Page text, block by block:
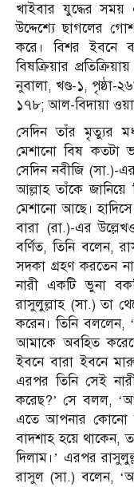
খাইবার যুদ্ধের
উদ্দেশ্যে ছাগলের
করে। বিশর ইবনে
বিষক্রিয়ার
নুবালা, খণ্ড-১, পৃষ্ঠা-
১৭৮; আল-বিদায়া
সেদিন তাঁর মৃত্যুর
মেশানো বিষ কতটা
সেদিন নবীজি (সা.)-
আল্লাহ তাঁকে
মেশানো আছে।
বারা (রা.)-এর
বর্ণিত, তিনি বলেন,
সদকা গ্রহণ করতেন
নারী একটি ভুনা
রাসুলুল্লাহ (সা.) তা
করেন। তিনি বললেন,
আমাকে অবহিত
ইবনে বারা ইবনে
এরপর তিনি সেই
করেছ?’ সে বলল,
এতে আপনার কোনো
বাদশাহ হয়ে থাকেন,
দিলাম।’ এরপর
রাসুল (সা.) বলেন,